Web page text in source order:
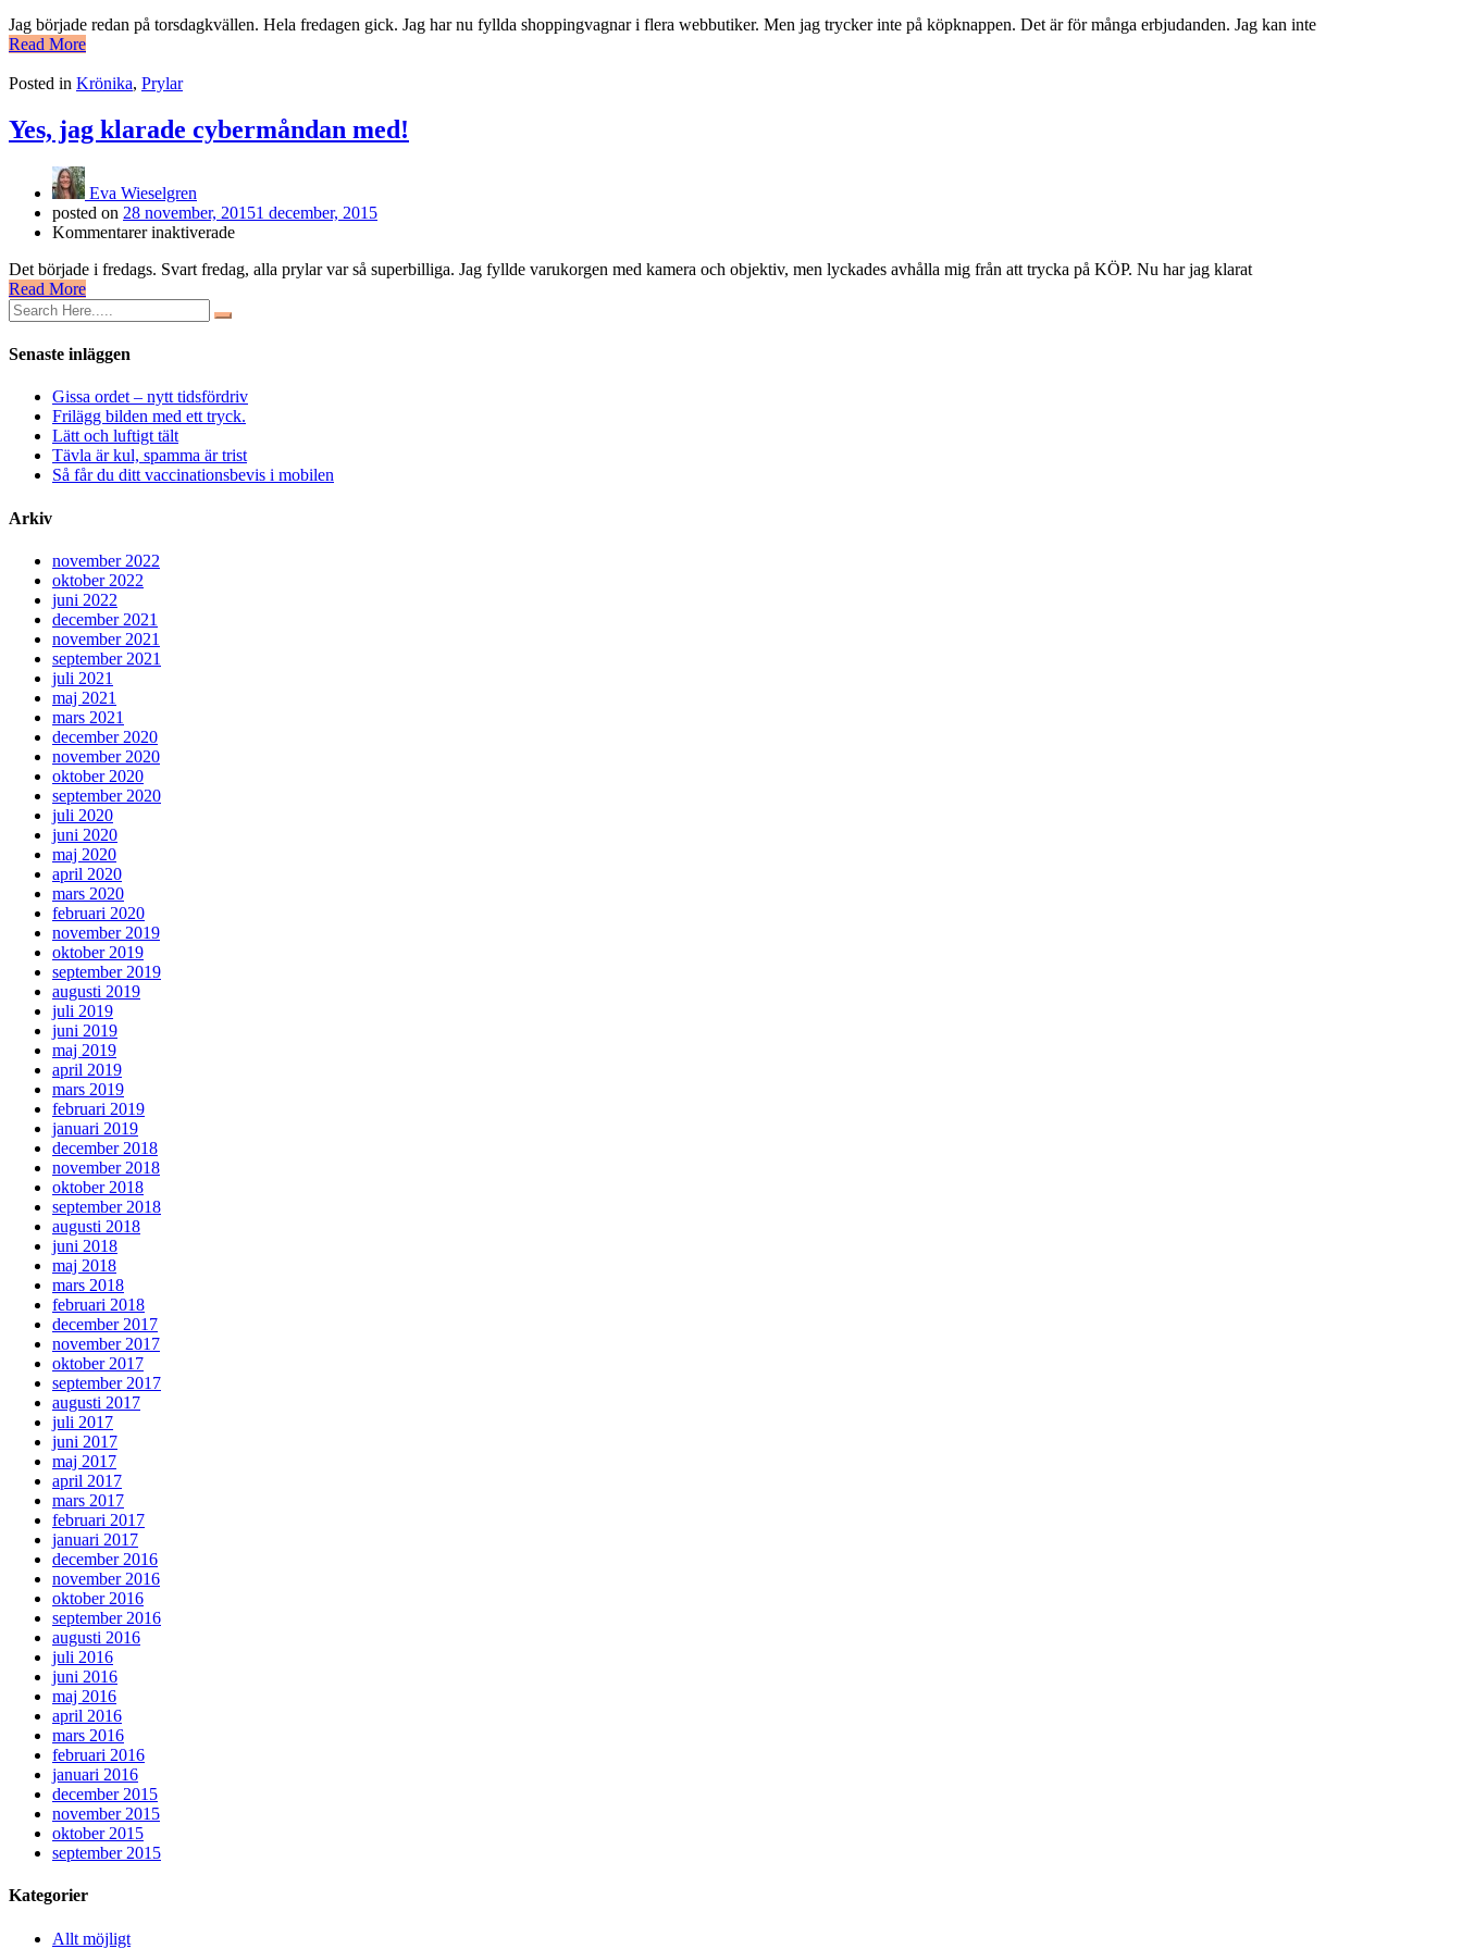
jag
Friday
blues
Jag började redan på torsdagkvällen. Hela fredagen gick. Jag har nu fyllda shoppingvagnar i flera webbutiker. Men jag trycker inte på köpknappen. Det är för många erbjudanden. Jag kan inte
Read More
Posted in Krönika, Prylar
Yes, jag klarade cybermåndan med!
Eva Wieselgren
posted on 28 november, 20151 december, 2015
Kommentarer inaktiveradeför
jag
Det började i fredags. Svart fredag, alla prylar var så superbilliga. Jag fyllde varukorgen med kamera och objektiv, men lyckades avhålla mig från att trycka på KÖP. Nu har jag klarat
Read More
Senaste inläggen
Gissa ordet – nytt tidsfördriv
Frilägg bilden med ett tryck.
Lätt och luftigt tält
Tävla är kul, spamma är trist
Så får du ditt vaccinationsbevis i mobilen
Arkiv
november 2022
oktober 2022
juni 2022
december 2021
november 2021
september 2021
juli 2021
maj 2021
mars 2021
december 2020
november 2020
oktober 2020
september 2020
juli 2020
juni 2020
maj 2020
april 2020
mars 2020
februari 2020
november 2019
oktober 2019
september 2019
augusti 2019
juli 2019
juni 2019
maj 2019
april 2019
mars 2019
februari 2019
januari 2019
december 2018
november 2018
oktober 2018
september 2018
augusti 2018
juni 2018
maj 2018
mars 2018
februari 2018
december 2017
november 2017
oktober 2017
september 2017
augusti 2017
juli 2017
juni 2017
maj 2017
april 2017
mars 2017
februari 2017
januari 2017
december 2016
november 2016
oktober 2016
september 2016
augusti 2016
juli 2016
juni 2016
maj 2016
april 2016
mars 2016
februari 2016
januari 2016
december 2015
november 2015
oktober 2015
september 2015
Kategorier
Allt möjligt